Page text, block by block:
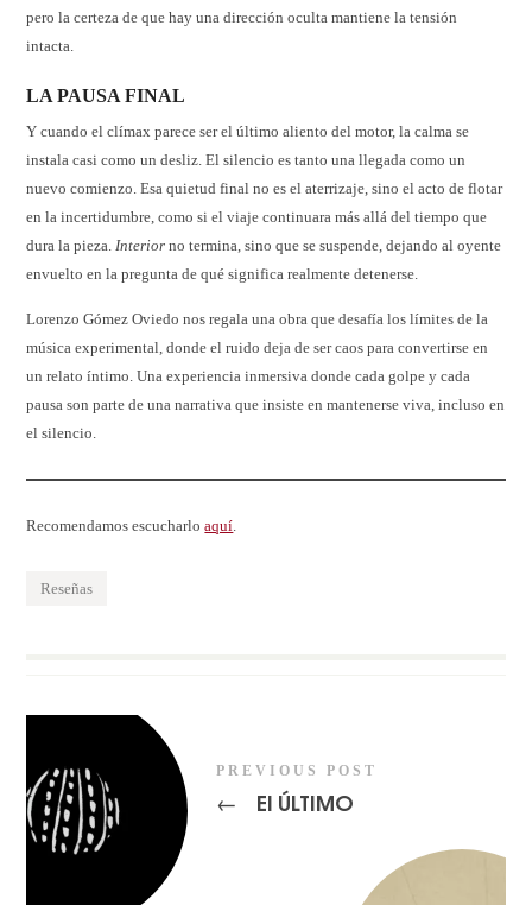
pero la certeza de que hay una dirección oculta mantiene la tensión
intacta.
LA PAUSA FINAL
Y cuando el clímax parece ser el último aliento del motor, la calma se
instala casi como un desliz. El silencio es tanto una llegada como un
nuevo comienzo. Esa quietud final no es el aterrizaje, sino el acto de flotar
en la incertidumbre, como si el viaje continuara más allá del tiempo que
dura la pieza. Interior no termina, sino que se suspende, dejando al oyente
envuelto en la pregunta de qué significa realmente detenerse.
Lorenzo Gómez Oviedo nos regala una obra que desafía los límites de la
música experimental, donde el ruido deja de ser caos para convertirse en
un relato íntimo. Una experiencia inmersiva donde cada golpe y cada
pausa son parte de una narrativa que insiste en mantenerse viva, incluso en
el silencio.
Recomendamos escucharloaquí.
Reseñas
PREVIOUS POST
← El ÚLTIMO